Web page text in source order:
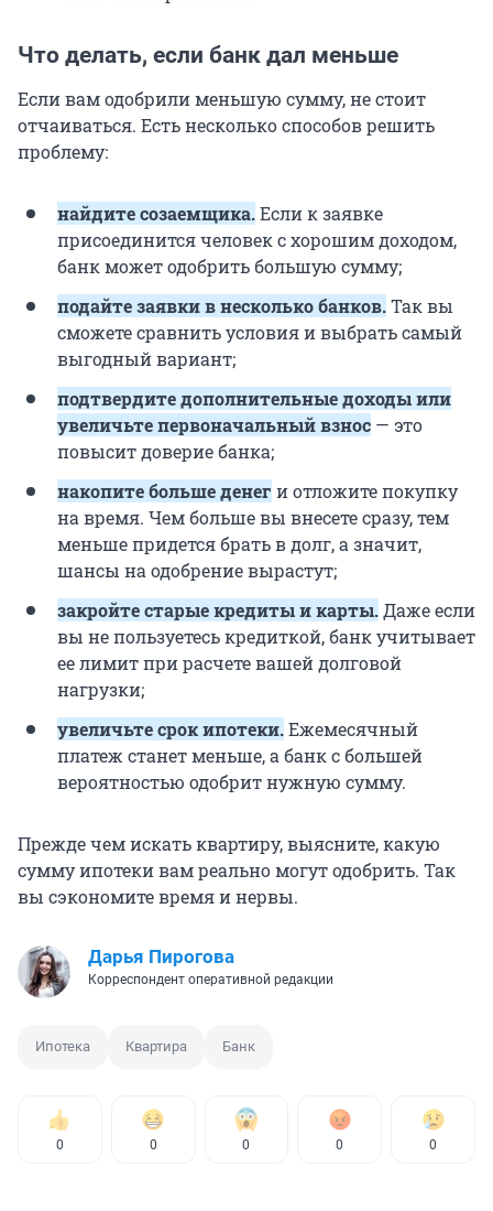
Что делать, если банк дал меньше
Если вам одобрили меньшую сумму, не стоит
отчаиваться. Есть несколько способов решить
проблему:
найдите созаемщика.Если к заявке
присоединится человек с хорошим доходом,
банк может одобрить большую сумму;
подайте заявки в несколько банков.Так вы
сможете сравнить условия и выбрать самый
выгодный вариант;
подтвердите дополнительные доходы или
увеличьте первоначальный взнос — это
повысит доверие банка;
накопите больше денег и отложите покупку
на время. Чем больше вы внесете сразу, тем
меньше придется брать в долг, а значит,
шансы на одобрение вырастут;
закройте старые кредиты и карты.Даже если
вы не пользуетесь кредиткой, банк учитывает
ее лимит при расчете вашей долговой
нагрузки;
увеличьте срок ипотеки.Ежемесячный
платеж станет меньше, а банк с большей
вероятностью одобрит нужную сумму.
Прежде чем искать квартиру, выясните, какую
сумму ипотеки вам реально могут одобрить. Так
вы сэкономите время и нервы.
Дарья Пирогова
Корреспондент оперативной редакции
Ипотека Квартира Банк
0 0 0 0 0